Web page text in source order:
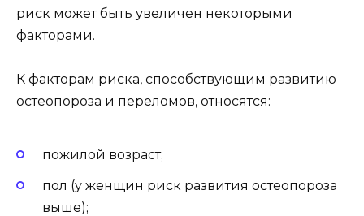
риск может быть увеличен некоторыми
факторами.
К факторам риска, способствующим развитию
остеопороза и переломов, относятся:
пожилой возраст;
пол (у женщин риск развития остеопороза
выше);